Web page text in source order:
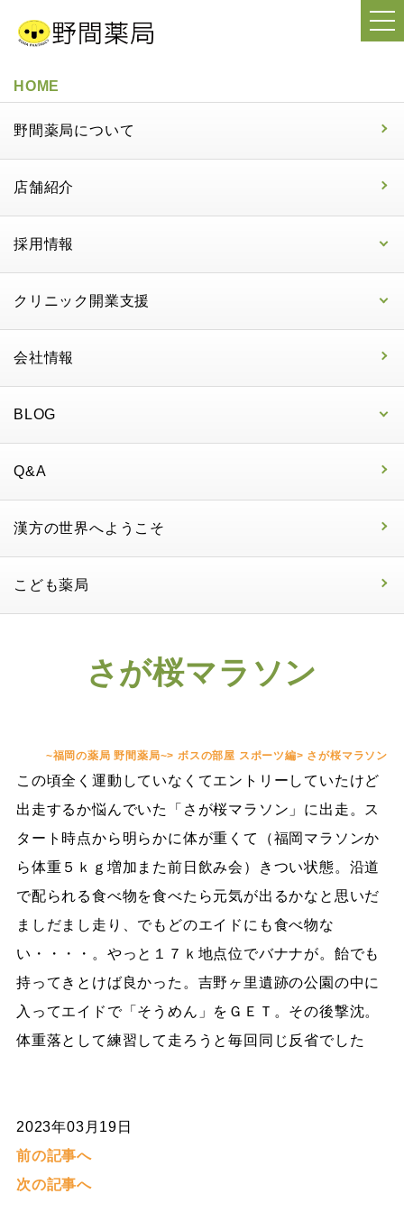
HOME
野間薬局について
店舗紹介
採用情報
クリニック開業支援
会社情報
BLOG
Q&A
漢方の世界へようこそ
こども薬局
さが桜マラソン
~福岡の薬局 野間薬局~>ボスの部屋 スポーツ編> さが桜マラソン
この頃全く運動していなくてエントリーしていたけど
出走するか悩んでいた「さが桜マラソン」に出走。ス
タート時点から明らかに体が重くて（福岡マラソンか
ら体重５ｋｇ増加また前日飲み会）きつい状態。沿道
で配られる食べ物を食べたら元気が出るかなと思いだ
ましだまし走り、でもどのエイドにも食べ物な
い・・・・。やっと１７ｋ地点位でバナナが。飴でも
持ってきとけば良かった。吉野ヶ里遺跡の公園の中に
入ってエイドで「そうめん」をＧＥＴ。その後撃沈。
体重落として練習して走ろうと毎回同じ反省でした
2023年03月19日
前の記事へ
次の記事へ